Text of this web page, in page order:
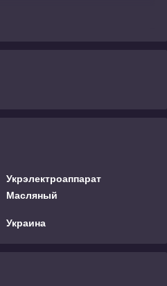
Укрэлектроаппарат
Масляный
Украина